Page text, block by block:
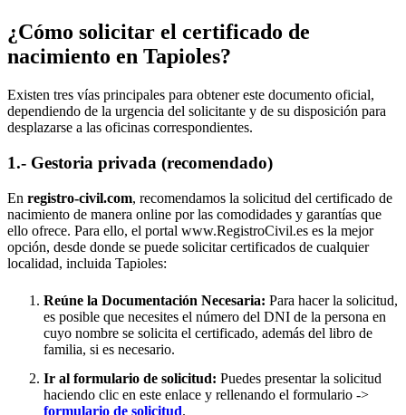
¿Cómo solicitar el certificado de
nacimiento en Tapioles?
Existen tres vías principales para obtener este documento oficial,
dependiendo de la urgencia del solicitante y de su disposición para
desplazarse a las oficinas correspondientes.
1.- Gestoria privada (recomendado)
En registro-civil.com, recomendamos la solicitud del certificado de
nacimiento de manera online por las comodidades y garantías que
ello ofrece. Para ello, el portal www.RegistroCivil.es es la mejor
opción, desde donde se puede solicitar certificados de cualquier
localidad, incluida Tapioles:
Reúne la Documentación Necesaria: Para hacer la solicitud,
es posible que necesites el número del DNI de la persona en
cuyo nombre se solicita el certificado, además del libro de
familia, si es necesario.
Ir al formulario de solicitud: Puedes presentar la solicitud
haciendo clic en este enlace y rellenando el formulario ->
formulario de solicitud.